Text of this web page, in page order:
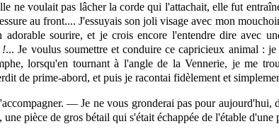
ne voulait pas lâcher la corde qui l'attachait, elle fut
au front.... J'essuyais son joli visage avec mon
sourire, et je crois encore l'entendre dire avec
!... Je voulus soumettre et conduire ce capricieux animal :
lorsqu'en tournant à l'angle de la Vennerie, je me
de prime-abord, et puis je racontai fidèlement et
— Je ne vous gronderai pas pour
pièce de gros bétail qui s'était échappée de l'étable